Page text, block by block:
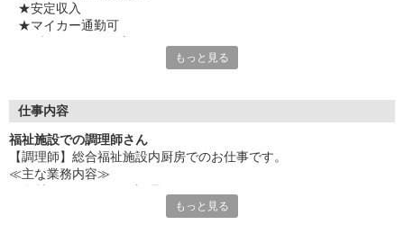
★安定収入
★マイカー通勤可
★貴方も資格を活かして一緒には働いてみませんか？
まで手がける魚国総本社
境です♪
もっと見る
仕事内容
福祉施設での調理師さん
【調理師】総合福祉施設内厨房でのお仕事です。
≪主な業務内容≫
もっと見る